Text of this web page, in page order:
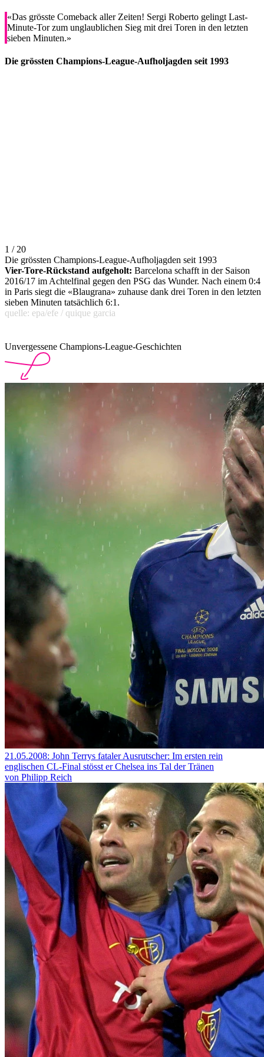
«Das grösste Comeback aller Zeiten! Sergi Roberto gelingt Last-
Minute-Tor zum unglaublichen Sieg mit drei Toren in den letzten
sieben Minuten.»
Die grössten Champions-League-Aufholjagden seit 1993
1 / 20
Die grössten Champions-League-Aufholjagden seit 1993
Vier-Tore-Rückstand aufgeholt: Barcelona schafft in der Saison
2016/17 im Achtelfinal gegen den PSG das Wunder. Nach einem 0:4
in Paris siegt die «Blaugrana» zuhause dank drei Toren in den letzten
sieben Minuten tatsächlich 6:1.
quelle: epa/efe / quique garcia
Unvergessene Champions-League-Geschichten
21.05.2008: John Terrys fataler Ausrutscher: Im ersten rein
englischen CL-Final stösst er Chelsea ins Tal der Tränen
von Philipp Reich